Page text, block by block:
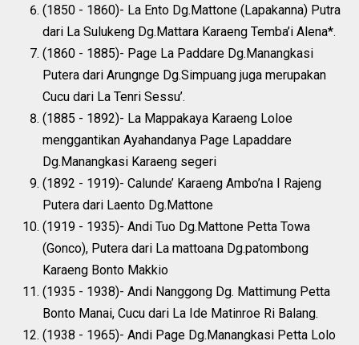
(1850 - 1860)- La Ento Dg.Mattone (Lapakanna) Putra
dari La Sulukeng Dg.Mattara Karaeng Temba’i Alena*.
(1860 - 1885)- Page La Paddare Dg.Manangkasi
Putera dari Arungnge Dg.Simpuang juga merupakan
Cucu dari La Tenri Sessu’.
(1885 - 1892)- La Mappakaya Karaeng Loloe
menggantikan Ayahandanya Page Lapaddare
Dg.Manangkasi Karaeng segeri
(1892 - 1919)- Calunde’ Karaeng Ambo’na I Rajeng
Putera dari Laento Dg.Mattone
(1919 - 1935)- Andi Tuo Dg.Mattone Petta Towa
(Gonco), Putera dari La mattoana Dg.patombong
Karaeng Bonto Makkio
(1935 - 1938)- Andi Nanggong Dg. Mattimung Petta
Bonto Manai, Cucu dari La Ide Matinroe Ri Balang.
(1938 - 1965)- Andi Page Dg.Manangkasi Petta Lolo